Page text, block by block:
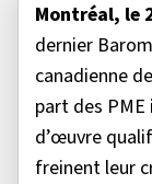
Montréal, le
dernier
canadienne
part des
d’œuvre
freinent leur